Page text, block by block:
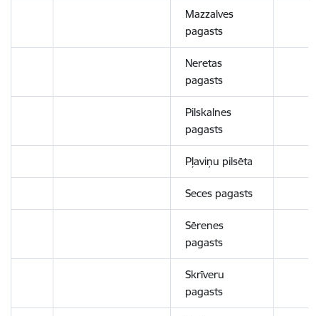
Mazzalves
pagasts
Neretas
pagasts
Pilskalnes
pagasts
Pļaviņu pilsēta
Seces pagasts
Sērenes
pagasts
Skrīveru
pagasts